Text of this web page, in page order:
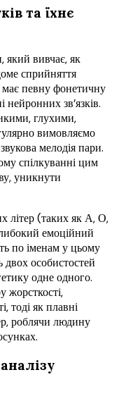
та їхнє
який вивчає, як
сприйняття
певну фонетичну
нейронних зв’язків.
глухими,
вимовляємо
мелодія пари.
спілкуванні цим
уникнути
літер (таких як А, О,
емоційний
по іменам у цьому
двох особистостей
одне одного.
жорсткості,
тоді як плавні
роблячи людину